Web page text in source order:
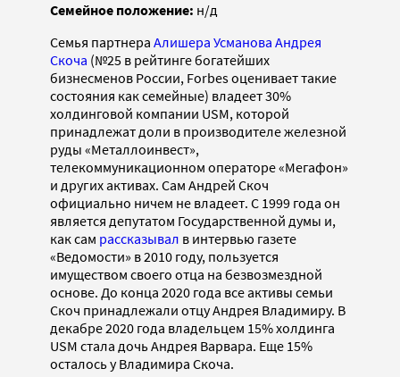
Семейное положение: н/д
Семья партнера Алишера Усманова Андрея
Скоча (№25 в рейтинге богатейших
бизнесменов России, Forbes оценивает такие
состояния как семейные) владеет 30%
холдинговой компании USM, которой
принадлежат доли в производителе железной
руды «Металлоинвест»,
телекоммуникационном операторе «Мегафон»
и других активах. Сам Андрей Скоч
официально ничем не владеет. С 1999 года он
является депутатом Государственной думы и,
как сам рассказывал в интервью газете
«Ведомости» в 2010 году, пользуется
имуществом своего отца на безвозмездной
основе. До конца 2020 года все активы семьи
Скоч принадлежали отцу Андрея Владимиру. В
декабре 2020 года владельцем 15% холдинга
USM стала дочь Андрея Варвара. Еще 15%
осталось у Владимира Скоча.